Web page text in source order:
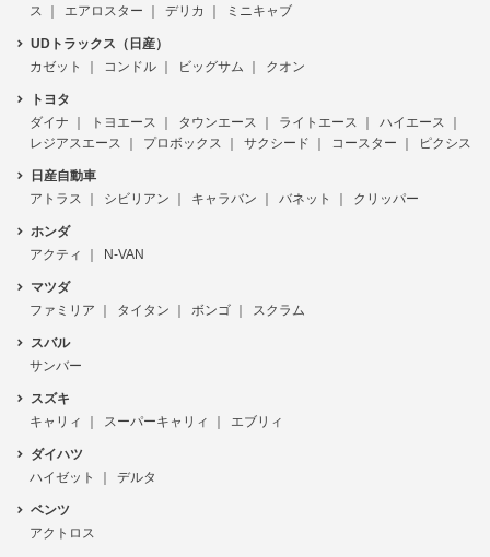
ス
エアロスター デリカ ミニキャブ
UDトラックス（日産）
カゼット
コンドル ビッグサム クオン
トヨタ
ダイナ
トヨエース タウンエース ライトエース
ハイエース
レジアスエース
プロボックス サクシード コースター ピクシス
日産自動車
アトラス
シビリアン キャラバン バネット クリッパー
ホンダ
アクティ
N-VAN
マツダ
ファミリア
タイタン ボンゴ スクラム
スバル
サンバー
スズキ
キャリィ
スーパーキャリィ エブリィ
ダイハツ
ハイゼット
デルタ
ベンツ
アクトロス